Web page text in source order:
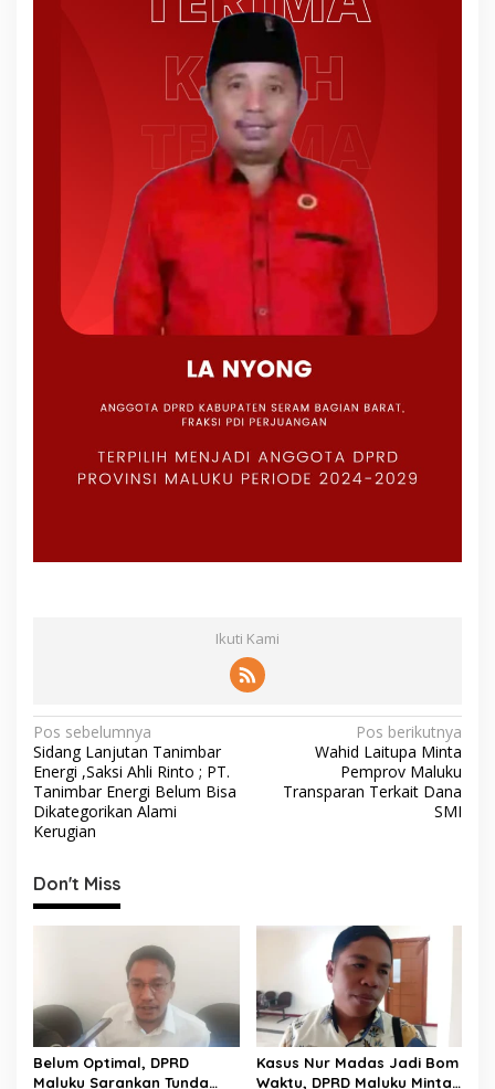
Ikuti Kami
N
a
v
i
a
s
o
s
Pos sebelumnya
Sidang Lanjutan Tanimbar
Energi ,Saksi Ahli Rinto ; PT.
Tanimbar Energi Belum Bisa
Dikategorikan Alami
Kerugian
Pos berikutnya
Wahid Laitupa Minta
Pemprov Maluku
Transparan Terkait Dana
SMI
Don't Miss
Belum Optimal, DPRD
Maluku Sarankan Tunda
Kasus Nur Madas Jadi Bom
Waktu, DPRD Maluku Minta